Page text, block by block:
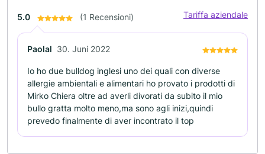
5.0 (1 Recensioni) Tariffa aziendale
Paolal 30. Juni 2022
Io ho due bulldog inglesi uno dei quali con diverse
allergie ambientali e alimentari ho provato i prodotti di
Mirko Chiera oltre ad averli divorati da subito il mio
bullo gratta molto meno,ma sono agli inizi,quindi
prevedo finalmente di aver incontrato il top